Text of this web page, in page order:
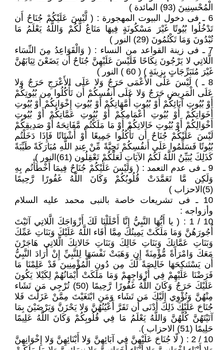
الْمُحْسِنِينَ (93) المائدة )
6 ـ فى دخول البيوت المهجورة : ( لَّيْسَ عَلَيْكُمْ جُنَاحٌ أَن
تَدْخُلُوا بُيُوتًا غَيْرَ مَسْكُونَةٍ فِيهَا مَتَاعٌ لَّكُمْ وَاللَّهُ يَعْلَمُ مَا
تُبْدُونَ وَمَا تَكْتُمُونَ (29) النور )
7 ـ فى زينة القواعد من النساء : ( وَالْقَوَاعِدُ مِنَ النِّسَاء
الَّلاتِي لا يَرْجُونَ نِكَاحًا فَلَيْسَ عَلَيْهِنَّ جُنَاحٌ أَن يَضَعْنَ ثِيَابَهُنَّ
غَيْرَ مُتَبَرِّجَاتٍ بِزِينَةٍ ) ( 60 ) النور )
8 ـ ) لَيْسَ عَلَى الأَعْمَى حَرَجٌ وَلا عَلَى الأَعْرَجِ حَرَجٌ وَلا
عَلَى الْمَرِيضِ حَرَجٌ وَلا عَلَى أَنفُسِكُمْ أَن تَأْكُلُوا مِن بُيُوتِكُمْ
أَوْ بُيُوتِ آبَائِكُمْ أَوْ بُيُوتِ أُمَّهَاتِكُمْ أَوْ بُيُوتِ إِخْوَانِكُمْ أَوْ بُيُوتِ
أَخَوَاتِكُمْ أَوْ بُيُوتِ أَعْمَامِكُمْ أَوْ بُيُوتِ عَمَّاتِكُمْ أَوْ بُيُوتِ
أَخْوَالِكُمْ أَوْ بُيُوتِ خَالاتِكُمْ أَوْ مَا مَلَكْتُم مَّفَاتِحَهُ أَوْ صَدِيقِكُمْ
لَيْسَ عَلَيْكُمْ جُنَاحٌ أَن تَأْكُلُوا جَمِيعًا أَوْ أَشْتَاتًا فَإِذَا دَخَلْتُم
بُيُوتًا فَسَلِّمُوا عَلَى أَنفُسِكُمْ تَحِيَّةً مِّنْ عِندِ اللَّهِ مُبَارَكَةً طَيِّبَةً
كَذَلِكَ يُبَيِّنُ اللَّهُ لَكُمُ الآيَاتِ لَعَلَّكُمْ تَعْقِلُون (61)النور )
9 ـ فى عدم التعمد : ( وَلَيْسَ عَلَيْكُمْ جُنَاحٌ فِيمَا أَخْطَأْتُم بِهِ
وَلَكِن مَّا تَعَمَّدَتْ قُلُوبُكُمْ وَكَانَ اللَّهُ غَفُورًا رَّحِيمًا
(5)الاحزاب )
10 ـ فى تشريعات خاصة بالنبى محمد عليه السلام
وأزواجه :
10 / 1 : ( يا أَيُّهَا النَّبِيُّ إِنَّا أَحْلَلْنَا لَكَ أَزْوَاجَكَ الَّلاتِي آتَيْتَ
أُجُورَهُنَّ وَمَا مَلَكَتْ يَمِينُكَ مِمَّا أَفَاء اللَّهُ عَلَيْكَ وَبَنَاتِ عَمِّكَ
وَبَنَاتِ عَمَّاتِكَ وَبَنَاتِ خَالِكَ وَبَنَاتِ خَالاتِكَ الَّلاتِي هَاجَرْنَ
مَعَكَ وَامْرَأَةً مُّؤْمِنَةً إِن وَهَبَتْ نَفْسَهَا لِلنَّبِيِّ إِنْ أَرَادَ النَّبِيُّ
أَن يَسْتَنكِحَهَا خَالِصَةً لَّكَ مِن دُونِ الْمُؤْمِنِينَ قَدْ عَلِمْنَا مَا
فَرَضْنَا عَلَيْهِمْ فِي أَزْوَاجِهِمْ وَمَا مَلَكَتْ أَيْمَانُهُمْ لِكَيْلا يَكُونَ
عَلَيْكَ حَرَجٌ وَكَانَ اللَّهُ غَفُورًا رَّحِيمًا (50) تُرْجِي مَن تَشَاء
مِنْهُنَّ وَتُؤْوِي إِلَيْكَ مَن تَشَاء وَمَنِ ابْتَغَيْتَ مِمَّنْ عَزَلْتَ فَلا
جُنَاحَ عَلَيْكَ ذَلِكَ أَدْنَى أَن تَقَرَّ أَعْيُنُهُنَّ وَلا يَحْزَنَّ وَيَرْضَيْنَ بِمَا
آتَيْتَهُنَّ كُلُّهُنَّ وَاللَّهُ يَعْلَمُ مَا فِي قُلُوبِكُمْ وَكَانَ اللَّهُ عَلِيمًا
حَلِيمًا (51) الاحزاب ).
10 / 2 : ( لّا جُنَاحَ عَلَيْهِنَّ فِي آبَائِهِنَّ وَلا أَبْنَائِهِنَّ وَلا إِخْوَانِهِنَّ